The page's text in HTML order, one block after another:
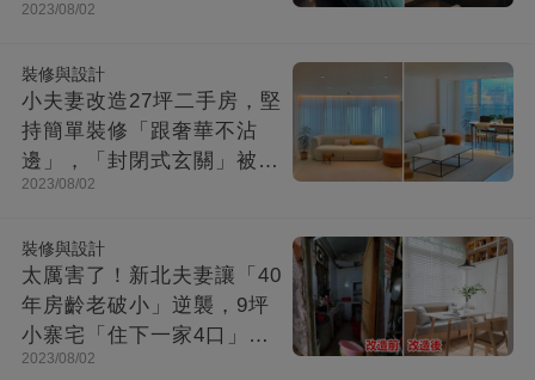
2023/08/02
裝修與設計
小夫妻改造27坪二手房，堅
持簡單裝修「跟奢華不沾
邊」，「封閉式玄關」被贊
爆：這就是夢想中的家！
2023/08/02
裝修與設計
太厲害了！新北夫妻讓「40
年房齡老破小」逆襲，9坪
小寨宅「住下一家4口」，
收納超強超舒適
2023/08/02